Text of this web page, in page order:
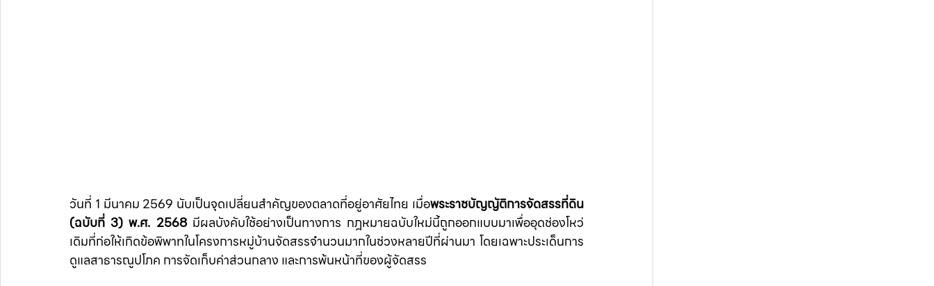
วันที่ 1 มีนาคม 2569 นับเป็นจุดเปลี่ยนสำคัญของตลาดที่อยู่อาศัยไทย เมื่อพระราชบัญญัติการจัดสรรที่ดิน
(ฉบับที่ 3) พ.ศ. 2568 มีผลบังคับใช้อย่างเป็นทางการ กฎหมายฉบับใหม่นี้ถูกออกแบบมาเพื่ออุดช่องโหว่
เดิมที่ก่อให้เกิดข้อพิพาทในโครงการหมู่บ้านจัดสรรจำนวนมากในช่วงหลายปีที่ผ่านมา โดยเฉพาะประเด็นการ
ดูแลสาธารณูปโภค การจัดเก็บค่าส่วนกลาง และการพ้นหน้าที่ของผู้จัดสรร